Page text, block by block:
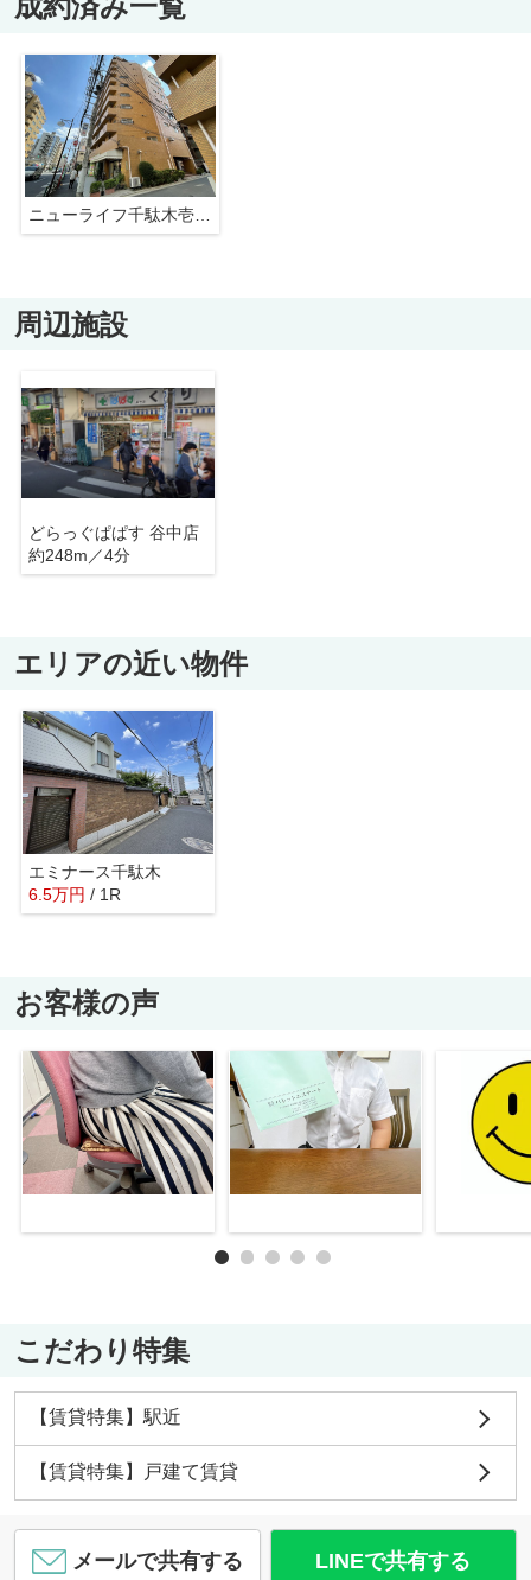
成約済み一覧
ニューライフ千駄木壱番館
周辺施設
どらっぐぱぱす 谷中店
約248m／4分
エリアの近い物件
エミナース千駄木
6.5万円 / 1R
お客様の声
こだわり特集
【賃貸特集】駅近
【賃貸特集】戸建て賃貸
メールで共有する LINEで共有する